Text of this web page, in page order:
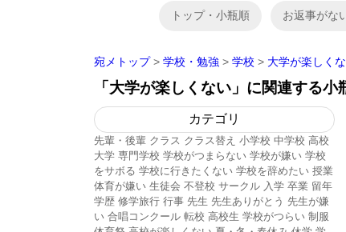
トップ・小瓶順 お返事がな
宛メトップ > 学校・勉強 > 学校 > 大学が楽しく
「大学が楽しくない」に関連する小
カテゴリ
先輩・後輩 クラス クラス替え 小学校 中学校 高校
大学 専門学校 学校がつまらない 学校が嫌い 学校
をサボる 学校に行きたくない 学校を辞めたい 授業
体育が嫌い 生徒会 不登校 サークル 入学 卒業 留年
学歴 修学旅行 行事 先生 先生ありがとう 先生が嫌
い 合唱コンクール 転校 高校生 学校がつらい 制服